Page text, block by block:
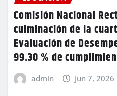
Comisión Nacional
culminación de la
Evaluación de
99.30 % de
admin Jun 7, 2026